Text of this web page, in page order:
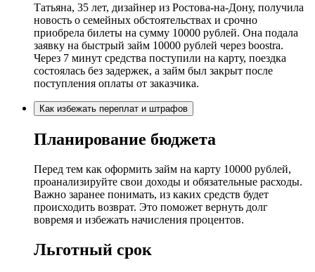
Татьяна, 35 лет, дизайнер из Ростова-на-Дону, получила
новость о семейных обстоятельствах и срочно
приобрела билеты на сумму 10000 рублей. Она подала
заявку на быстрый займ 10000 рублей через boostra.
Через 7 минут средства поступили на карту, поездка
состоялась без задержек, а займ был закрыт после
поступления оплаты от заказчика.
Как избежать переплат и штрафов
Планирование бюджета
Перед тем как оформить займ на карту 10000 рублей,
проанализируйте свои доходы и обязательные расходы.
Важно заранее понимать, из каких средств будет
происходить возврат. Это поможет вернуть долг
вовремя и избежать начисления процентов.
Льготный срок